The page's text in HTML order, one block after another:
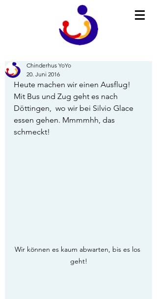
Chinderhus YoYo
20. Juni 2016
Heute machen wir einen Ausflug!
Mit Bus und Zug geht es nach
Döttingen,  wo wir bei Silvio Glace
essen gehen. Mmmmhh, das
schmeckt!
Wir können es kaum abwarten, bis es los
geht!